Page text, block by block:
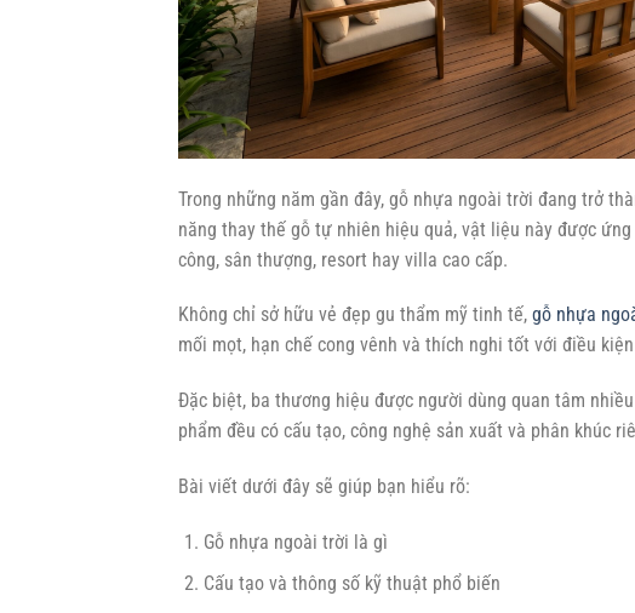
Trong những năm gần đây, gỗ nhựa ngoài trời đang trở
năng thay thế gỗ tự nhiên hiệu quả, vật liệu này được
công, sân thượng, resort hay villa cao cấp.
Không chỉ sở hữu vẻ đẹp gu thẩm mỹ tinh tế, gỗ nhựa
mối mọt, hạn chế cong vênh và thích nghi tốt với điều
Đặc biệt, ba thương hiệu được người dùng quan tâm
phẩm đều có cấu tạo, công nghệ sản xuất và phân khúc
Bài viết dưới đây sẽ giúp bạn hiểu rõ:
Gỗ nhựa ngoài trời là gì
Cấu tạo và thông số kỹ thuật phổ biến